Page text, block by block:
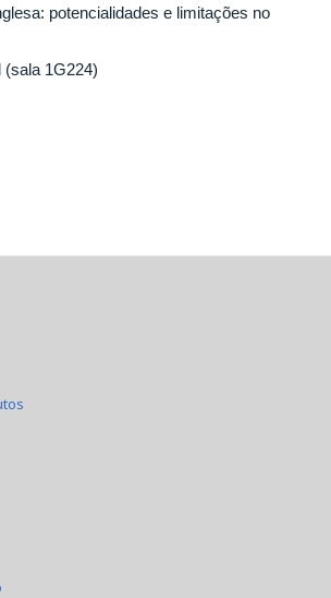
potencialidades e limitações no
(sala 1G224)